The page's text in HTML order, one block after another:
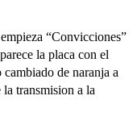
“Convicciones”
la placa con el
de naranja a
transmision a la